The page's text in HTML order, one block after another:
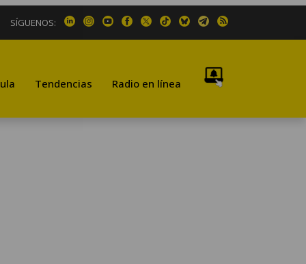
SÍGUENOS:
Tendencias Radio en línea